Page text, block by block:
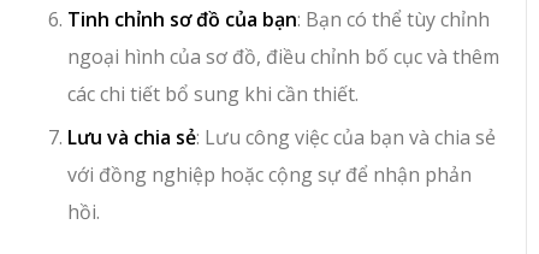
Tinh chỉnh sơ đồ của bạn: Bạn có thể tùy chỉnh
ngoại hình của sơ đồ, điều chỉnh bố cục và thêm
các chi tiết bổ sung khi cần thiết.
Lưu và chia sẻ: Lưu công việc của bạn và chia sẻ
với đồng nghiệp hoặc cộng sự để nhận phản
hồi.